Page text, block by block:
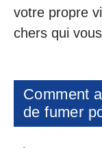
votre propre
chers qui
Comment
de fumer